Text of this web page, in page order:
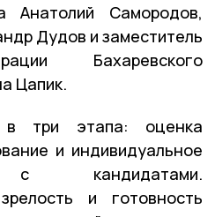
Анатолий Самородов,
Дудов и заместитель
Бахаревского
Цапик.
в три этапа: оценка
и индивидуальное
с кандидатами.
и готовность